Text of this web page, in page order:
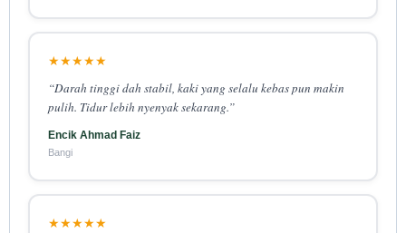
★★★★★
“Darah tinggi dah stabil, kaki yang selalu kebas pun makin
pulih. Tidur lebih nyenyak sekarang.”
Encik Ahmad Faiz
Bangi
★★★★★